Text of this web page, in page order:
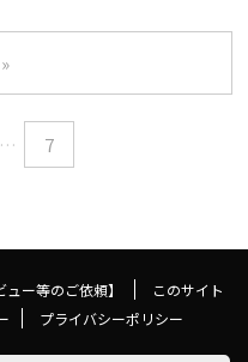
… 7
ー等のご依頼】
このサイト
プライバシーポリシー